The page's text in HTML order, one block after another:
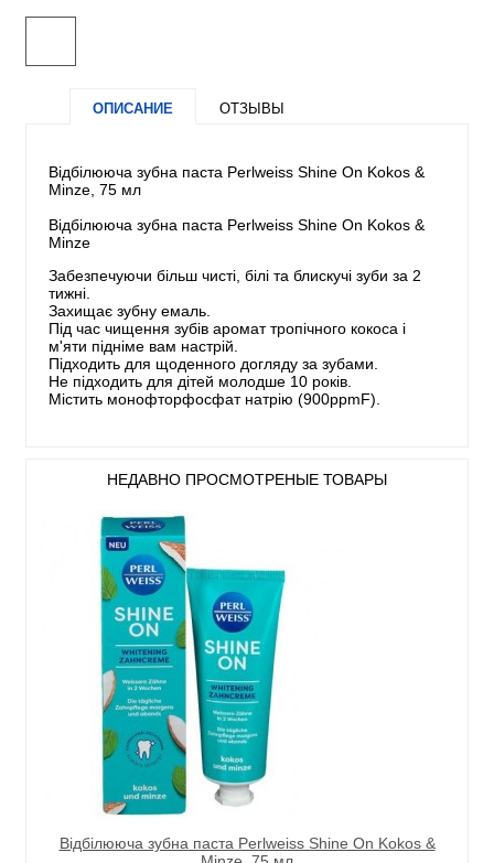
ОПИСАНИЕ ОТЗЫВЫ
Відбілююча зубна паста Perlweiss Shine On Kokos &
Minze, 75 мл
Відбілююча зубна паста Perlweiss Shine On Kokos &
Minze
Забезпечуючи більш чисті, білі та блискучі зуби за 2
тижні.
Захищає зубну емаль.
Під час чищення зубів аромат тропічного кокоса і
м'яти підніме вам настрій.
Підходить для щоденного догляду за зубами.
Не підходить для дітей молодше 10 років.
Містить монофторфосфат натрію (900ppmF).
НЕДАВНО ПРОСМОТРЕНЫЕ ТОВАРЫ
Відбілююча зубна паста Perlweiss Shine On Kokos &